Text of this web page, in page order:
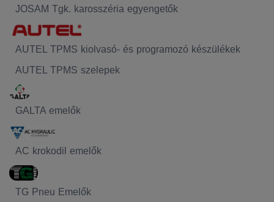
JOSAM Tgk. karosszéria egyengetők
AUTEL TPMS kiolvasó- és programozó készülékek
AUTEL TPMS szelepek
GALTA emelők
AC krokodil emelők
TG Pneu Emelők